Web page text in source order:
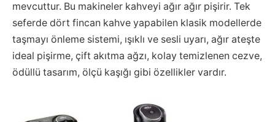
mevcuttur. Bu makineler kahveyi ağır ağır pişirir. Tek
seferde dört fincan kahve yapabilen klasik modellerde
taşmayı önleme sistemi, ışıklı ve sesli uyarı, ağır ateşte
ideal pişirme, çift akıtma ağzı, kolay temizlenen cezve,
ödüllü tasarım, ölçü kaşığı gibi özellikler vardır.